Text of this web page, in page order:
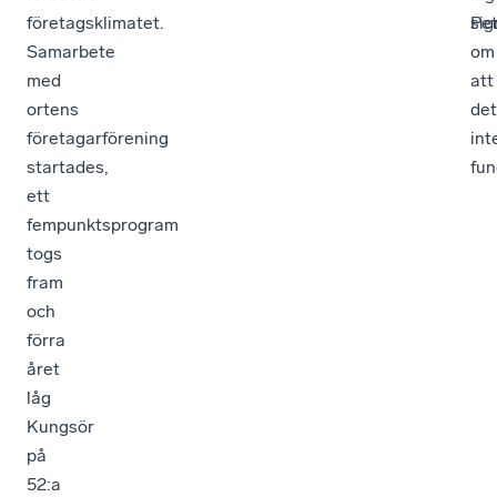
företagsklimatet.
Samarbete
med
ortens
företagarförening
startades,
ett
fempunktsprogram
togs
fram
och
förra
året
låg
Kungsör
på
52:a
om
att
det